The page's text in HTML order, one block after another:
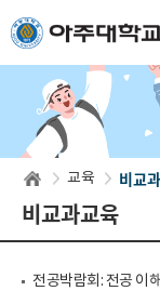
교육 비교
비교과교육
전공박람회: 전공 이